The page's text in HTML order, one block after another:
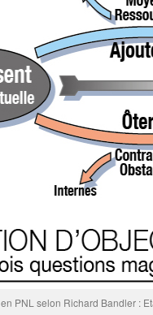
PNL selon Richard Bandler :